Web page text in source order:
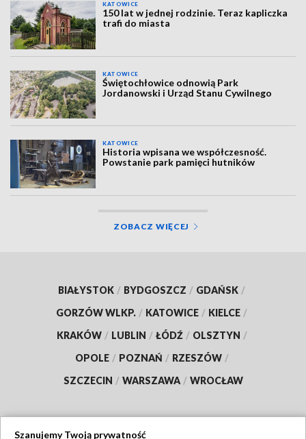
KATOWICE
150 lat w jednej rodzinie. Teraz kapliczka
trafi do miasta
KATOWICE
Świętochłowice odnowią Park
Jordanowski i Urząd Stanu Cywilnego
KATOWICE
Historia wpisana we współczesność.
Powstanie park pamięci hutników
ZOBACZ WIĘCEJ
BIAŁYSTOK / BYDGOSZCZ / GDAŃSK /
GORZÓW WLKP. / KATOWICE / KIELCE /
KRAKÓW / LUBLIN / ŁÓDŹ / OLSZTYN /
OPOLE / POZNAŃ / RZESZÓW /
SZCZECIN / WARSZAWA / WROCŁAW
Szanujemy Twoją prywatność